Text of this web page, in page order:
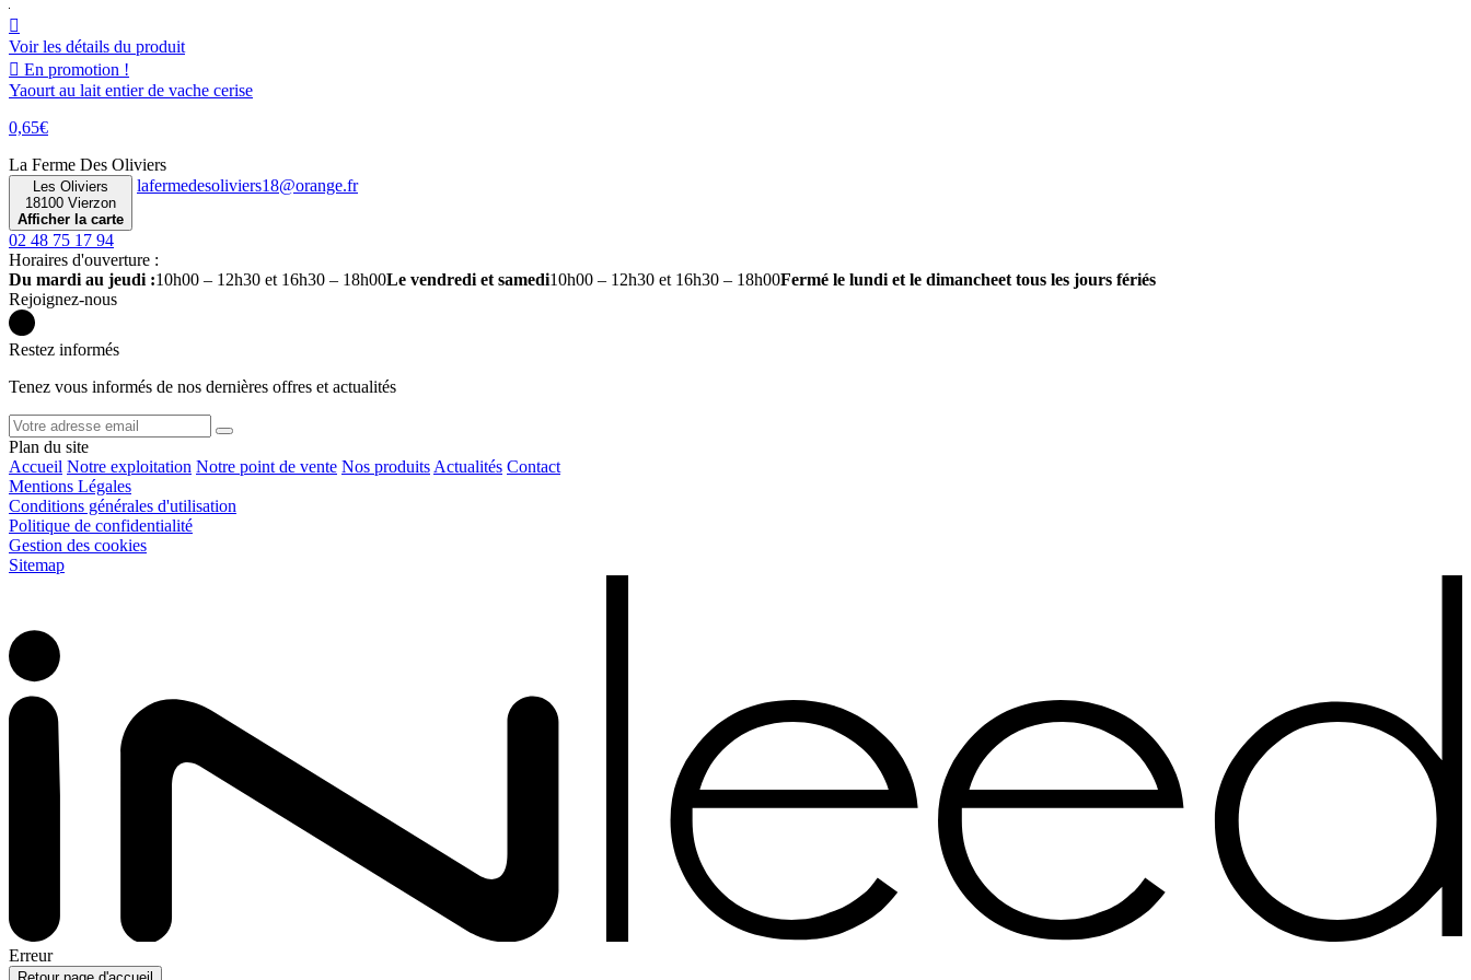

Voir les détails du produit
 En promotion !
Yaourt au lait entier de vache cerise
0,65€
La Ferme Des Oliviers
Les Oliviers
18100 Vierzon
Afficher la carte
02 48 75 17 94
Horaires d'ouverture :
Du mardi au jeudi :10h00 – 12h30 et 16h30 – 18h00Le vendredi et samedi10h00 – 12h30 et 16h30 – 18h00Fermé le lundi et le dimancheet tous les jours fériés
Rejoignez-nous
Restez informés
Tenez vous informés de nos dernières offres et actualités
Plan du site
Accueil Notre exploitation Notre point de vente Nos produits Actualités Contact
Mentions Légales
Conditions générales d'utilisation
Politique de confidentialité
Gestion des cookies
Sitemap
Erreur